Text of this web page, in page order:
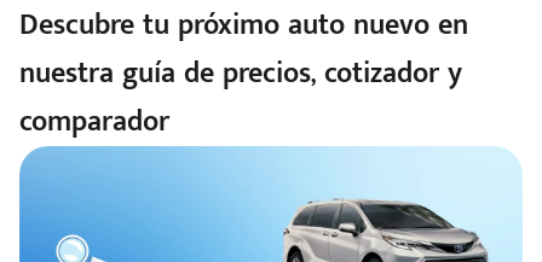
Descubre tu próximo auto nuevo en
nuestra guía de precios, cotizador y
comparador